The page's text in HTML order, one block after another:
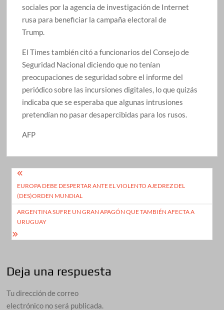
sociales por la agencia de investigación de Internet
rusa para beneficiar la campaña electoral de
Trump.
El Times también citó a funcionarios del Consejo de
Seguridad Nacional diciendo que no tenían
preocupaciones de seguridad sobre el informe del
periódico sobre las incursiones digitales, lo que quizás
indicaba que se esperaba que algunas intrusiones
pretendían no pasar desapercibidas para los rusos.
AFP
Navegación
de
entradas
EUROPA DEBE DESPERTAR ANTE EL VIOLENTO AJEDREZ DEL
(DES)ORDEN MUNDIAL
ARGENTINA SUFRE UN GRAN APAGÓN QUE TAMBIÉN AFECTA A
URUGUAY
Deja una respuesta
Tu dirección de correo
electrónico no será publicada.